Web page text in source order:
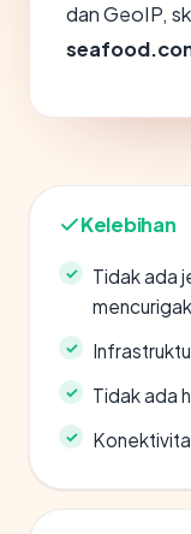
dan GeoIP,
Kelebihan
Tidak ada
Tidak ada